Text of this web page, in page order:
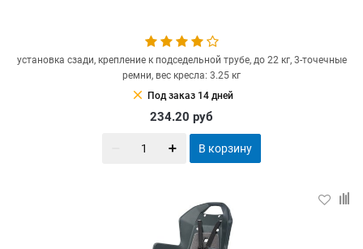
установка сзади, крепление к подседельной трубе, до 22 кг, 3-точечные
ремни, вес кресла: 3.25 кг
clear Под заказ 14 дней
234.20 руб
В корзину